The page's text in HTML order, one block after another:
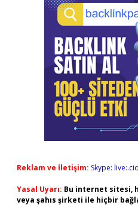
Reklam ve İletişim: Skype:
Yasal Uyarı: Bu internet sitesi,
veya şahıs şirketi ile hiçbir